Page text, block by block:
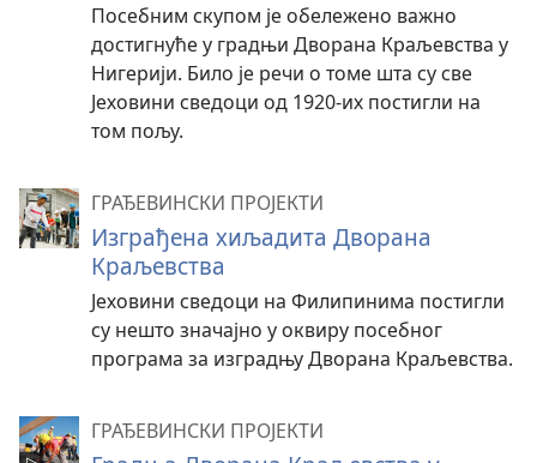
Посебним скупом је обележено важно
достигнуће у градњи Дворана Краљевства у
Нигерији. Било је речи о томе шта су све
Јеховини сведоци од 1920-их постигли на
том пољу.
ГРАЂЕВИНСКИ ПРОЈЕКТИ
Изграђена хиљадита Дворана
Краљевства
Јеховини сведоци на Филипинима постигли
су нешто значајно у оквиру посебног
програма за изградњу Дворана Краљевства.
ГРАЂЕВИНСКИ ПРОЈЕКТИ